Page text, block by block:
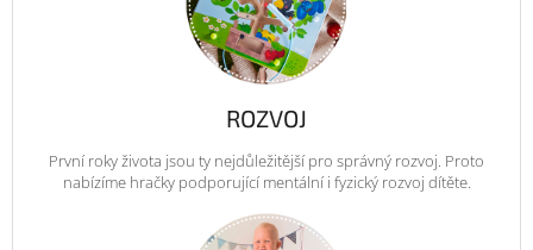
ROZVOJ
První roky života jsou ty nejdůležitější pro správný rozvoj. Proto
nabízíme hračky podporující mentální i fyzický rozvoj dítěte.